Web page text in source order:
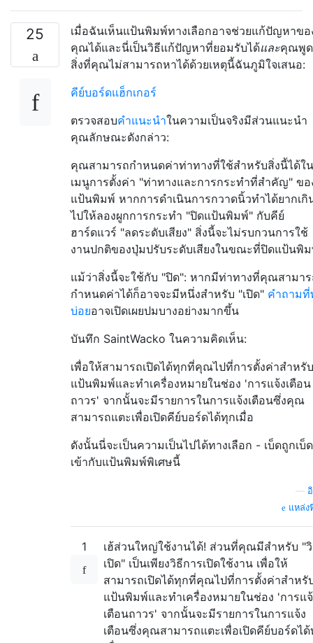
25
เมื่อฉันเห็นแป้นพิมพ์ทางเลือกอาจช่วยแก้ปัญหาขอ
คุณได้และนี่เป็นวิธีแก้ปัญหาที่ยอมรับได้และคุณพู
สิ่งที่คุณไม่สามารถหาได้ด้วยเหตุนี้ฉันภูมิใจเสนอ:
คีย์บอร์ดแฮ็กเกอร์
ตรวจสอบคำแนะนำในความเป็นจริงมีส่วนแนะนำ
คุณลักษณะดังกล่าว:
คุณสามารถกำหนดค่าท่าทางที่ใช้สำหรับสิ่งนี้ได้ใน
เมนูการตั้งค่า "ท่าทางและการกระทำที่สำคัญ" ขอ
แป้นพิมพ์ หากการดำเนินการกวาดนิ้วทำได้ยากเกิ
ไปให้ลองผูกการกระทำ "ปิดแป้นพิมพ์" กับคีย์
ฮาร์ดแวร์ "ลดระดับเสียง" สิ่งนี้จะไม่รบกวนการใช้
งานปกติของปุ่มปรับระดับเสียงในขณะที่ปิดแป้นพิ
แม้ว่าสิ่งนี้จะใช้กับ "ปิด": หากมีท่าทางที่คุณสามา
กำหนดค่าได้ก็อาจจะมีหนึ่งสำหรับ "เปิด" คำถาม
บ่อยอาจเปิดเผยปมบางอย่างมากขึ้น
บันทึก SaintWacko ในความคิดเห็น:
เพื่อให้สามารถเปิดได้ทุกที่คุณไปที่การตั้งค่าสำหรับ
แป้นพิมพ์และทำเครื่องหมายในช่อง 'การแจ้งเตือน
ถาวร' จากนั้นจะมีรายการในการแจ้งเตือนซึ่งคุณ
สามารถแตะเพื่อเปิดคีย์บอร์ดได้ทุกเมื่อ
ดังนั้นนี่จะเป็นความเป็นไปได้ทางเลือก - เบ็ดถูกเบ็ด
เข้ากับแป้นพิมพ์พิเศษนี้
แหล่ง
1
เฮ้ส่วนใหญ่ใช้งานได้! ส่วนที่คุณมีสำหรับ "
เปิด" เป็นเพียงวิธีการเปิดใช้งาน เพื่อให้
สามารถเปิดได้ทุกที่คุณไปที่การตั้งค่าสำหรั
แป้นพิมพ์และทำเครื่องหมายในช่อง 'การแ
เตือนถาวร' จากนั้นจะมีรายการในการแจ้ง
เตือนซึ่งคุณสามารถแตะเพื่อเปิดคีย์บอร์ดไ